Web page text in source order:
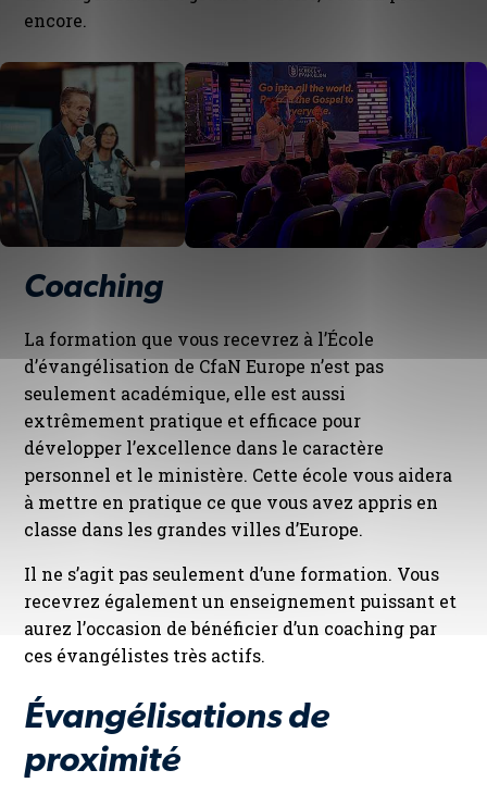
encore.
Coaching
La formation que vous recevrez à l’École
d’évangélisation de CfaN Europe n’est pas
seulement académique, elle est aussi
extrêmement pratique et efficace pour
développer l’excellence dans le caractère
personnel et le ministère. Cette école vous aidera
à mettre en pratique ce que vous avez appris en
classe dans les grandes villes d’Europe.
Il ne s’agit pas seulement d’une formation. Vous
recevrez également un enseignement puissant et
aurez l’occasion de bénéficier d’un coaching par
ces évangélistes très actifs.
Évangélisations de
proximité